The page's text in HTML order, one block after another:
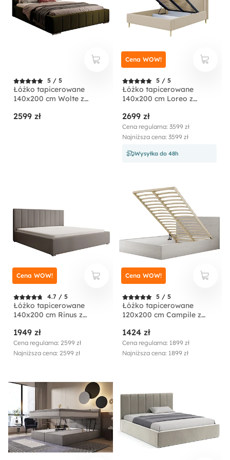
5 / 5
Łóżko tapicerowane
140x200 cm Wolte z
welur
2599 zł
5 / 5
Łóżko tapicerowane
140x200 cm Loreo z
boucle
2699 zł
Cena regularna: 3599 zł
Najniższa cena: 3599 zł
Cena WOW!
Wysyłka do 48h
4.7 / 5
Łóżko tapicerowane
140x200 cm Rinus z
tkaninie hydrofobowej
1949 zł
Cena regularna: 2599 zł
Najniższa cena: 2599 zł
Cena WOW!
5 / 5
Łóżko tapicerowane
120x200 cm Campile z
sztruks
1424 zł
Cena regularna: 1899 zł
Najniższa cena: 1899 zł
Cena WOW!